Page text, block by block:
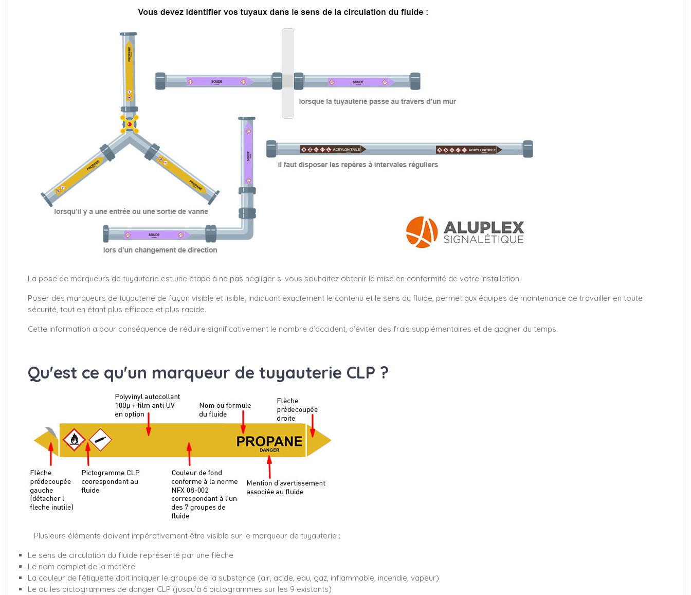
La pose de marqueurs de tuyauterie est une étape à ne pas négliger si vous souhaitez obtenir la mise en conformité de votre installation.
Poser des marqueurs de tuyauterie de façon visible et lisible, indiquant exactement le contenu et le sens du fluide, permet aux équipes de maintenance de travailler en toute
sécurité, tout en étant plus efficace et plus rapide.
Cette information a pour conséquence de réduire significativement le nombre d’accident, d’éviter des frais supplémentaires et de gagner du temps.
Qu'est ce qu'un marqueur de tuyauterie CLP ?
Plusieurs éléments doivent impérativement être visible sur le marqueur de tuyauterie :
Le sens de circulation du fluide représenté par une flèche
Le nom complet de la matière
La couleur de l’étiquette doit indiquer le groupe de la substance (air, acide, eau, gaz, inflammable, incendie, vapeur)
Le ou les pictogrammes de danger CLP (jusqu’à 6 pictogrammes sur les 9 existants)